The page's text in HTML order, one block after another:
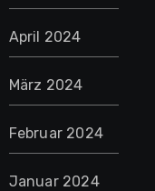
April 2024
März 2024
Februar 2024
Januar 2024